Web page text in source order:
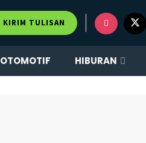
KIRIM TULISAN
OTOMOTIF HIBURAN